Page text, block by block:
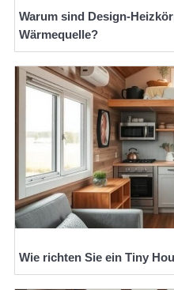
Warum sind Design-
Wärmequelle?
Wie richten Sie ein Tiny